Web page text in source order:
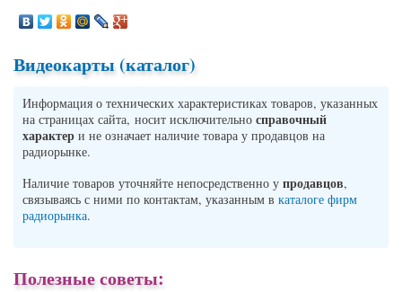
Видеокарты (каталог)
Информация о технических характеристиках товаров, указанных
на страницах сайта, носит исключительно справочный
характер и не означает наличие товара у продавцов на
радиорынке.
Наличие товаров уточняйте непосредственно у продавцов,
связываясь с ними по контактам, указанным в каталоге фирм
радиорынка.
Полезные советы: